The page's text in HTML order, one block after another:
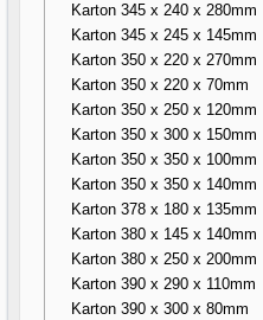
Karton 345 x 240 x 280mm
Karton 345 x 245 x 145mm
Karton 350 x 220 x 270mm
Karton 350 x 220 x 70mm
Karton 350 x 250 x 120mm
Karton 350 x 300 x 150mm
Karton 350 x 350 x 100mm
Karton 350 x 350 x 140mm
Karton 378 x 180 x 135mm
Karton 380 x 145 x 140mm
Karton 380 x 250 x 200mm
Karton 390 x 290 x 110mm
Karton 390 x 300 x 80mm